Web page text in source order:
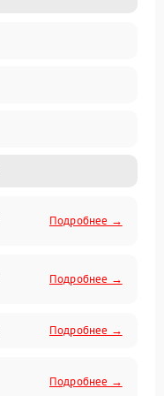
Подробнее →
Подробнее →
Подробнее →
Подробнее →